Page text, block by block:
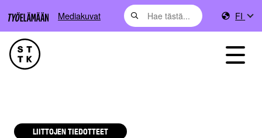
Mediakuvat FI
LIITTOJEN TIEDOTTEET